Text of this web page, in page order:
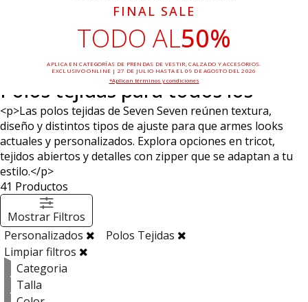
FINAL SALE
TODO AL50%
APLICA EN CATEGORÍAS DE PRENDAS DE VESTIR, CALZADO Y ACCESORIOS.
EXCLUSIVO ONLINE | 27 DE JULIO HASTA EL 09 DE AGOSTO DEL 2026
*Aplican términos y condiciones
Polos tejidas para todos los
<p>Las polos tejidas de Seven Seven reúnen textura,
diseño y distintos tipos de ajuste para que armes looks
actuales y personalizados. Explora opciones en tricot,
tejidos abiertos y detalles con zipper que se adaptan a tu
estilo.</p>
41 Productos
Mostrar Filtros
Personalizados
Polos Tejidas
Limpiar filtros
Categoria
Talla